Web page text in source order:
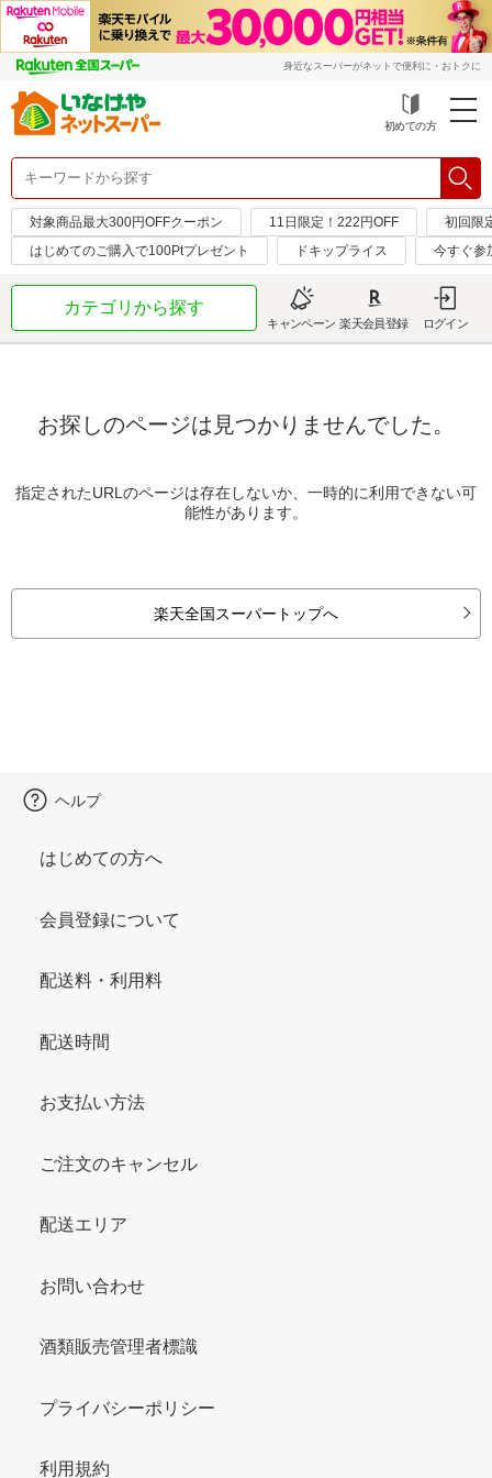
身近なスーパーがネットで便利に・おトクに
初めての方
対象商品最大300円OFFクーポン 11日限定！222円OFF
初回限
はじめてのご購入で100Ptプレゼント
ドキップライス 今すぐ参
カテゴリから探す
キャンペーン 楽天会員登録 ログイン
お探しのページは見つかりませんでした。
指定されたURLのページは存在しないか、一時的に利用できない可
能性があります。
楽天全国スーパートップへ
ヘルプ
はじめての方へ
会員登録について
配送料・利用料
配送時間
お支払い方法
ご注文のキャンセル
配送エリア
お問い合わせ
酒類販売管理者標識
プライバシーポリシー
利用規約